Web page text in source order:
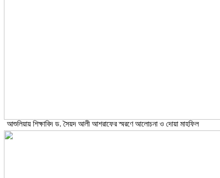
আশুলিয়ায় শিক্ষাবিদ ড. সৈয়দ আলী আশরাফের স্মরণে আলোচনা ও দোয়া মাহফিল